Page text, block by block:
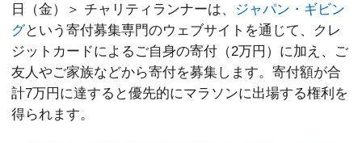
日（金）＞ チャリティランナーは、
ジャパン・ギビン
グという寄付募集専門のウェブサイトを通じて、クレ
ジットカードによるご自身の寄付（2万円）に加え、ご
友人やご家族などから寄付を募集します。寄付額が合
計7万円に達すると優先的にマラソンに出場する権利を
得られます。